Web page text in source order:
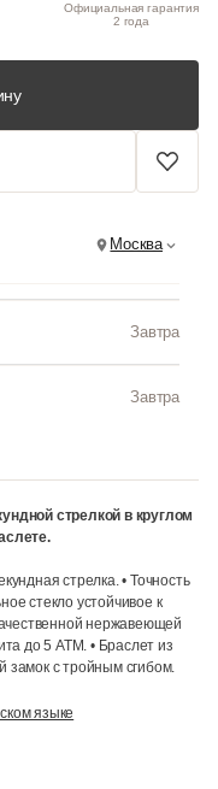
Официальная гарантия
2 года
Москва
Завтра
Завтра
стрелкой в круглом
стрелка. • Точность
стекло устойчивое к
нержавеющей
до 5 АТМ. • Браслет из
с тройным сгибом.
языке